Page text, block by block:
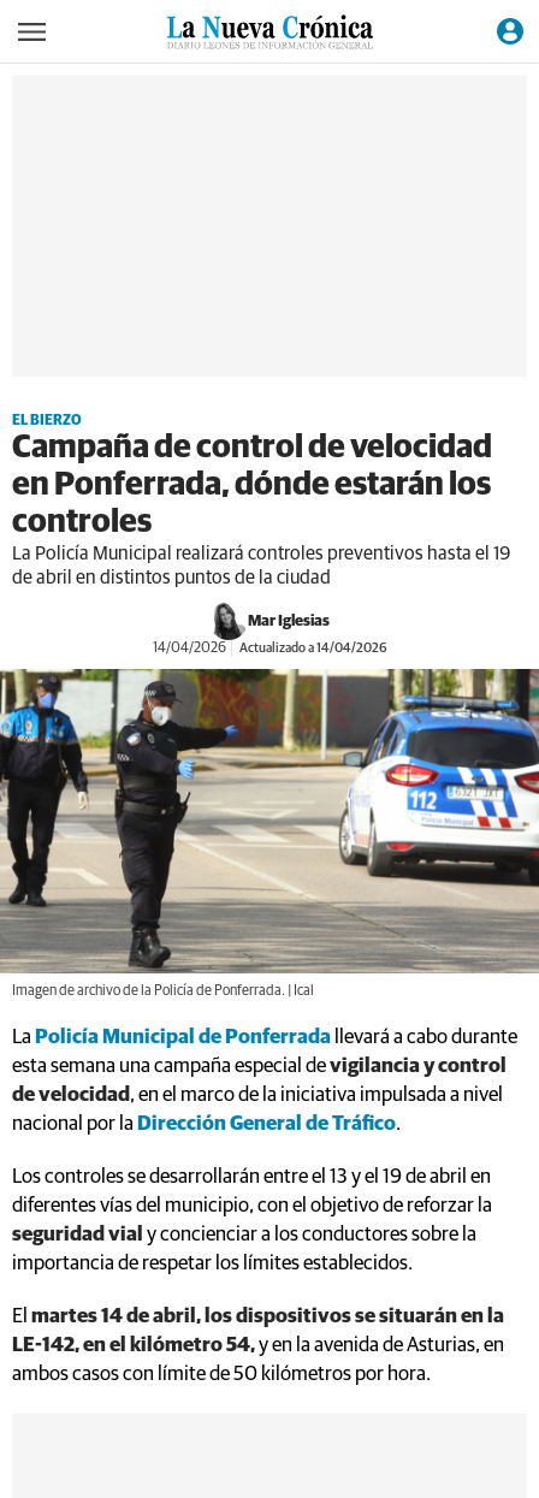
EL BIERZO
Campaña de control de velocidad
en Ponferrada, dónde estarán los
controles
La Policía Municipal realizará controles preventivos hasta el 19
de abril en distintos puntos de la ciudad
Mar Iglesias
14/04/2026 Actualizado a 14/04/2026
Imagen de archivo de la Policía de Ponferrada. | Ical
La Policía Municipal de Ponferrada llevará a cabo durante
esta semana una campaña especial devigilancia y control
de velocidad , en el marco de la iniciativa impulsada a nivel
nacional por la Dirección General de Tráfico.
Los controles se desarrollarán entre el 13 y el 19 de abril en
diferentes vías del municipio, con el objetivo de reforzar la
seguridad vial y concienciar a los conductores sobre la
importancia de respetar los límites establecidos.
El martes 14 de abril, los dispositivos se situarán en la
LE-142, en el kilómetro 54,y en la avenida de Asturias, en
ambos casos con límite de 50 kilómetros por hora.